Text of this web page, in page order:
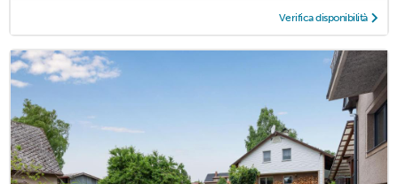
Verifica disponibilità